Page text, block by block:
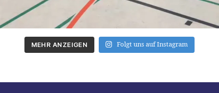
MEHR ANZEIGEN Folgt uns auf Instagram